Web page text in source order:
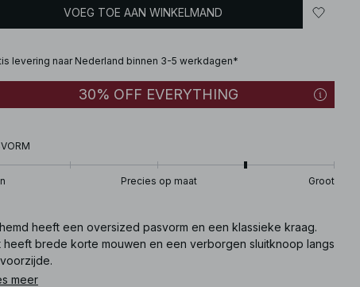
VOEG TOE AAN WINKELMAND
levering naar Nederland binnen 3-5 werkdagen*
30% OFF EVERYTHING
Precies op maat Groot
heeft een oversized pasvorm en een klassieke kraag.
heeft brede korte mouwen en een verborgen sluitknoop langs
meer